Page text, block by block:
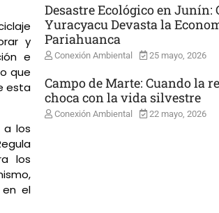
y
e
que
esta
a los
los
el
Desastre Ecológico en Junín:
Yuracyacu Devasta la
Pariahuanca
Conexión Ambiental 25 mayo, 2026
Campo de Marte: Cuando la
choca con la vida silvestre
Conexión Ambiental 22 mayo, 2026